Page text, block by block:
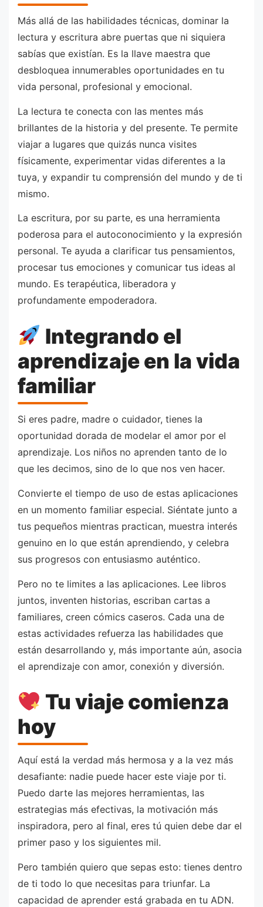
Más allá de las habilidades técnicas, dominar la
lectura y escritura abre puertas que ni siquiera
sabías que existían. Es la llave maestra que
desbloquea innumerables oportunidades en tu
vida personal, profesional y emocional.
La lectura te conecta con las mentes más
brillantes de la historia y del presente. Te permite
viajar a lugares que quizás nunca visites
físicamente, experimentar vidas diferentes a la
tuya, y expandir tu comprensión del mundo y de ti
mismo.
La escritura, por su parte, es una herramienta
poderosa para el autoconocimiento y la expresión
personal. Te ayuda a clarificar tus pensamientos,
procesar tus emociones y comunicar tus ideas al
mundo. Es terapéutica, liberadora y
profundamente empoderadora.
Integrando el
aprendizaje en la vida
familiar
Si eres padre, madre o cuidador, tienes la
oportunidad dorada de modelar el amor por el
aprendizaje. Los niños no aprenden tanto de lo
que les decimos, sino de lo que nos ven hacer.
Convierte el tiempo de uso de estas aplicaciones
en un momento familiar especial. Siéntate junto a
tus pequeños mientras practican, muestra interés
genuino en lo que están aprendiendo, y celebra
sus progresos con entusiasmo auténtico.
Pero no te limites a las aplicaciones. Lee libros
juntos, inventen historias, escriban cartas a
familiares, creen cómics caseros. Cada una de
estas actividades refuerza las habilidades que
están desarrollando y, más importante aún, asocia
el aprendizaje con amor, conexión y diversión.
Tu viaje comienza
hoy
Aquí está la verdad más hermosa y a la vez más
desafiante: nadie puede hacer este viaje por ti.
Puedo darte las mejores herramientas, las
estrategias más efectivas, la motivación más
inspiradora, pero al final, eres tú quien debe dar el
primer paso y los siguientes mil.
Pero también quiero que sepas esto: tienes dentro
de ti todo lo que necesitas para triunfar. La
capacidad de aprender está grabada en tu ADN.